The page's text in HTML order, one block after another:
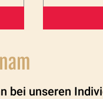
bei unseren